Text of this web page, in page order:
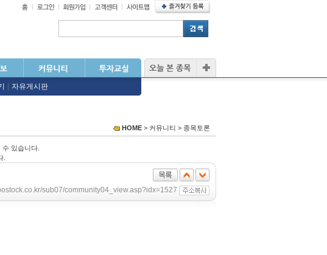
자유게시판
HOME > 커뮤니티 > 종목토론
수 있습니다.
.
sub07/community04_view.asp?idx=1527